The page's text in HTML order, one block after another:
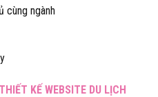
cùng ngành
KẾ WEBSITE DU LỊCH